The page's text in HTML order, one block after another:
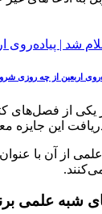
یکی از فصل‌های
این جایزه
از آن با عنوان
شبه‌ علمی